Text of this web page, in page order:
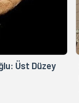
Üst Düzey